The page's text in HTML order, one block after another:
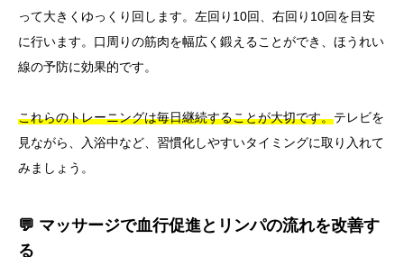
って大きくゆっくり回します。左回り10回、右回り10回を目安
に行います。口周りの筋肉を幅広く鍛えることができ、ほうれい
線の予防に効果的です。
これらのトレーニングは毎日継続することが大切です。テレビを
見ながら、入浴中など、習慣化しやすいタイミングに取り入れて
みましょう。
💬 マッサージで血行促進とリンパの流れを改善す
る